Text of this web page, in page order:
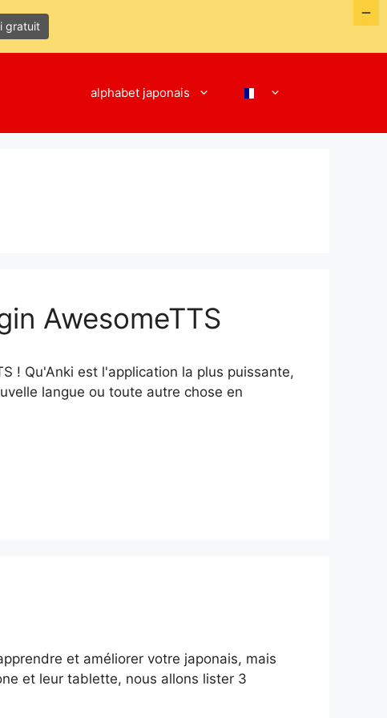
alphabet japonais
AwesomeTTS
! Qu'Anki est l'application la plus puissante,
langue ou toute autre chose en
et améliorer votre japonais, mais
et leur tablette, nous allons lister 3
gratuit